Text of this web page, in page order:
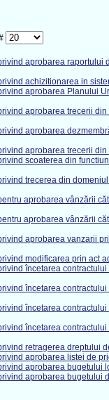
aprobarea
achizitionarea in
aprobarea Planului
aprobarea trecerii
aprobarea
aprobarea trecerii
scoaterea din
trecerea din
aprobarea vânzării
aprobarea vânzării
aprobarea vanzarii
modificarea prin act
încetarea
încetarea
încetarea
încetarea
retragerea
aprobarea listei de
aprobarea
aprobarea